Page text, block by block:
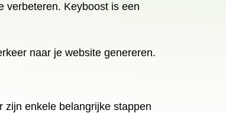
verbeteren. Keyboost is een
naar je website genereren.
zijn enkele belangrijke stappen